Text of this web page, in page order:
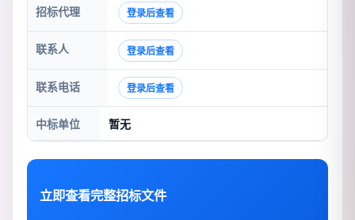
招标代理 登录后查看
联系人 登录后查看
联系电话 登录后查看
中标单位 暂无
立即查看完整招标文件